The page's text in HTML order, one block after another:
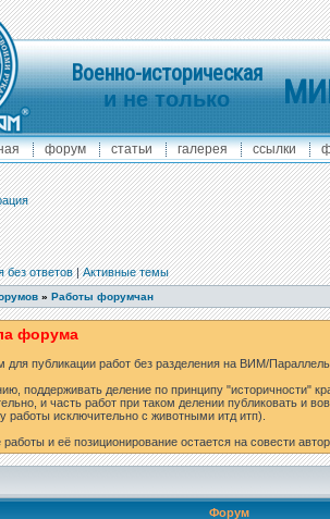
Военно-историческая
и не только
форум статьи галерея ссылки
без ответов|Активные темы
» Работы форумчан
форума
для публикации работ без разделения на ВИМ/
поддерживать деление по принципу "историчности"
и часть работ при таком делении публиковать и
работы исключительно с животными итд итп).
и её позиционирование остается на совести
Форум